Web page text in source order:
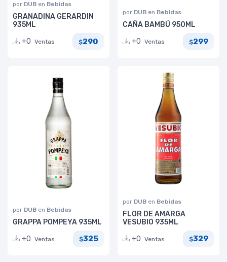
por DUB en Bebidas
GRANADINA GERARDIN
935ML
+0 Ventas $290
por DUB en Bebidas
CAÑA BAMBÚ 950ML
+0 Ventas $299
por DUB en Bebidas
GRAPPA POMPEYA 935ML
+0 Ventas $325
por DUB en Bebidas
FLOR DE AMARGA
VESUBIO 935ML
+0 Ventas $329